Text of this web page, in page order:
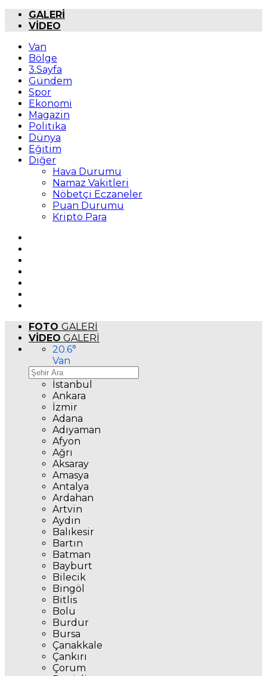
GALERİ
VİDEO
Van
Bölge
3.Sayfa
Gündem
Spor
Ekonomi
Magazin
Politika
Dünya
Eğitim
Diğer
Hava Durumu
Namaz Vakitleri
Nöbetçi Eczaneler
Puan Durumu
Kripto Para
FOTO GALERİ
VİDEO GALERİ
20.6°
Van
İstanbul
Ankara
İzmir
Adana
Adıyaman
Afyon
Ağrı
Aksaray
Amasya
Antalya
Ardahan
Artvin
Aydın
Balıkesir
Bartın
Batman
Bayburt
Bilecik
Bingöl
Bitlis
Bolu
Burdur
Bursa
Çanakkale
Çankırı
Çorum